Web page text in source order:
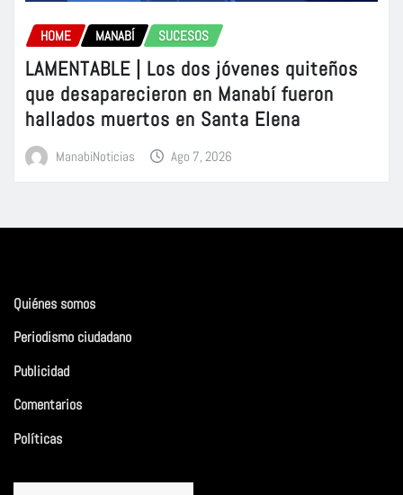
HOME MANABÍ SUCESOS
LAMENTABLE | Los dos jóvenes quiteños
que desaparecieron en Manabí fueron
hallados muertos en Santa Elena
ManabiNoticias Ago 7, 2026
Quiénes somos
Periodismo ciudadano
Publicidad
Comentarios
Políticas